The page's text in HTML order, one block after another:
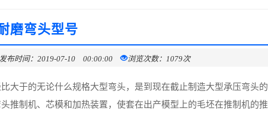
磨弯头型号
发布时间：2019-07-10 00:00:00 浏览次数：1079次
大于的无论什么规格大型弯头，是到现在截止制造大型承压弯头的
推制机、芯模和加热装置，使套在出产模型上的毛坯在推制机的推